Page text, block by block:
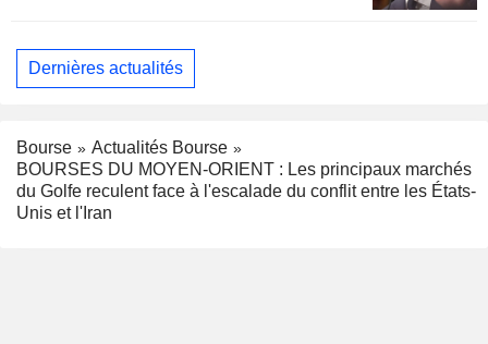
Dernières actualités
Bourse
Actualités Bourse
BOURSES DU MOYEN-ORIENT : Les principaux marchés
du Golfe reculent face à l'escalade du conflit entre les États-
Unis et l'Iran